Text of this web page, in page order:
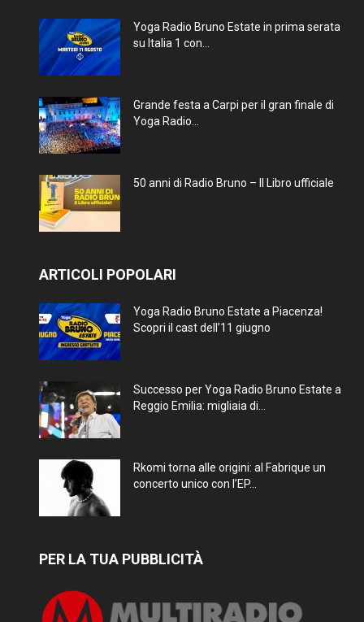
Yoga Radio Bruno Estate in prima serata
su Italia 1 con...
Grande festa a Carpi per il gran finale di
Yoga Radio...
50 anni di Radio Bruno – Il Libro ufficiale
ARTICOLI POPOLARI
Yoga Radio Bruno Estate a Piacenza!
Scopri il cast dell’11 giugno
Successo per Yoga Radio Bruno Estate a
Reggio Emilia: migliaia di...
Rkomi torna alle origini: al Fabrique un
concerto unico con l’EP...
PER LA TUA PUBBLICITÀ